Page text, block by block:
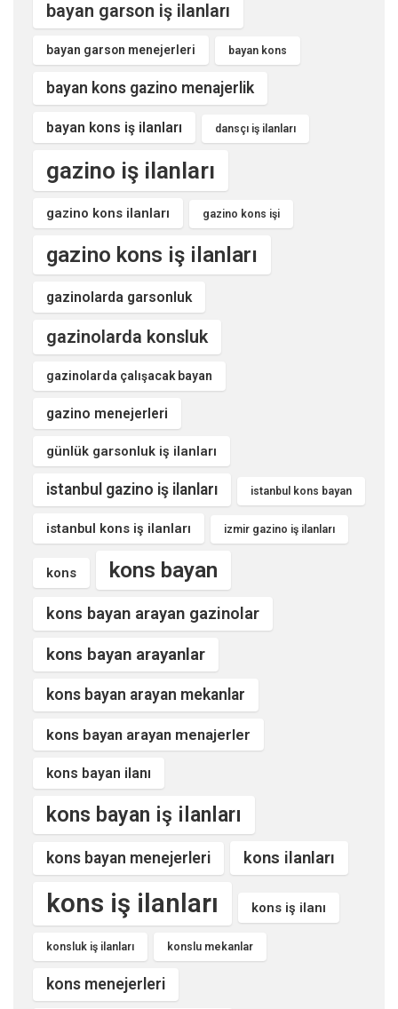
bayan garson iş ilanları
bayan garson menejerleri bayan kons
bayan kons gazino menajerlik
bayan kons iş ilanları dansçı iş ilanları
gazino iş ilanları
gazino kons ilanları gazino kons işi
gazino kons iş ilanları
gazinolarda garsonluk
gazinolarda konsluk
gazinolarda çalışacak bayan
gazino menejerleri
günlük garsonluk iş ilanları
istanbul gazino iş ilanları istanbul kons bayan
istanbul kons iş ilanları izmir gazino iş ilanları
kons kons bayan
kons bayan arayan gazinolar
kons bayan arayanlar
kons bayan arayan mekanlar
kons bayan arayan menajerler
kons bayan ilanı
kons bayan iş ilanları
kons bayan menejerleri kons ilanları
kons iş ilanları kons iş ilanı
konsluk iş ilanları konslu mekanlar
kons menejerleri